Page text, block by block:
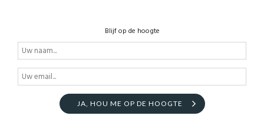
Blijf op de hoogte
JA, HOU ME OP DE HOOGTE